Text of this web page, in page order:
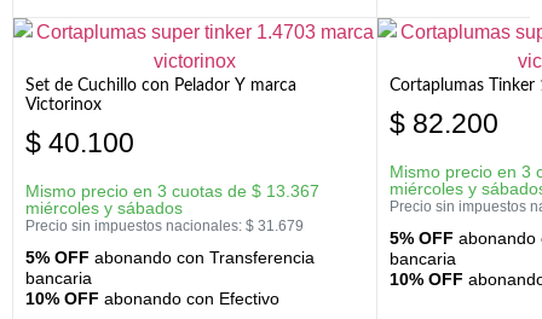
Set de Cuchillo con Pelador Y marca
Victorinox
$ 40.100
Mismo precio en 3 cuotas de $ 13.367
miércoles y sábados
Precio sin impuestos nacionales: $ 31.679
5% OFF abonando con Transferencia
bancaria
10% OFF abonando con Efectivo
Cortaplumas
$ 82.200
Mismo precio en 3
miércoles y
Precio sin impuestos
5% OFF abonando
bancaria
10% OFF